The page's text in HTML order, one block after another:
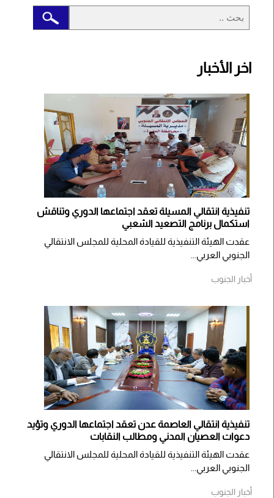
اخر الأخبار
تنفيذية انتقالي المسيلة تعقد اجتماعها الدوري وتناقش
استكمال برنامج التصعيد الشعبي
عقدت الهيئة التنفيذية للقيادة المحلية للمجلس الانتقالي
الجنوبي العربي...
أخبار الجنوب
تنفيذية انتقالي العاصمة عدن تعقد اجتماعها الدوري وتؤيد
دعوات العصيان المدني ومطالب النقابات
​عقدت الهيئة التنفيذية للقيادة المحلية للمجلس الانتقالي
الجنوبي العربي...
أخبار الجنوب